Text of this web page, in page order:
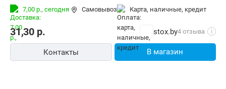
курьером (за 1-3 дня) и в отделения Европочты (Минск 1
день, РБ до 4х дней). Корпоративным клиентам: стоимость с
НДС20% (счета от 100руб.)
7,00 р., сегодня Самовывоз карта, наличные, кредит
31,30 р. stox.by4 отзыва i
Контакты В магазин